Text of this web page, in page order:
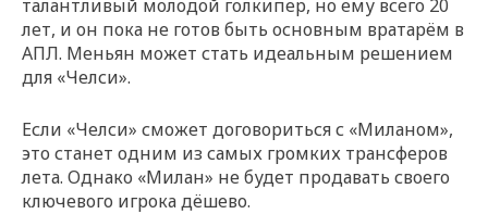
талантливый молодой голкипер, но ему всего 20
лет, и он пока не готов быть основным вратарём в
АПЛ. Меньян может стать идеальным решением
для «Челси».
Если «Челси» сможет договориться с «Миланом»,
это станет одним из самых громких трансферов
лета. Однако «Милан» не будет продавать своего
ключевого игрока дёшево.